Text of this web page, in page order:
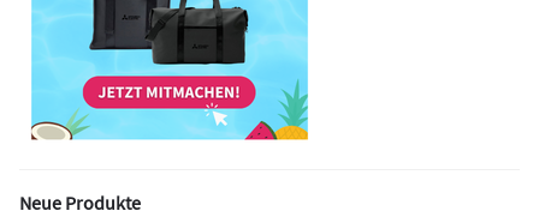
Neue Produkte